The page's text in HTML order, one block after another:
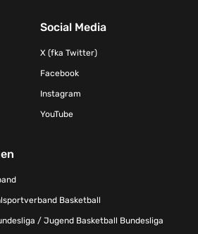
Social Media
X (fka Twitter)
Facebook
Instagram
YouTube
Basketball
/ Jugend Basketball Bundesliga